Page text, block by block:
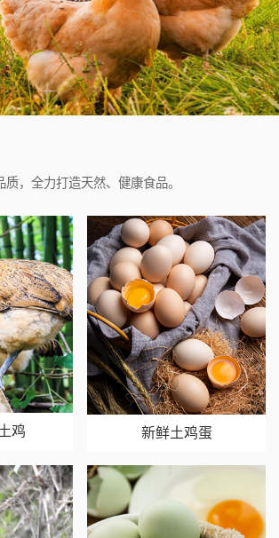
，全力打造天然、健康食品。
鸡 新鲜土鸡蛋